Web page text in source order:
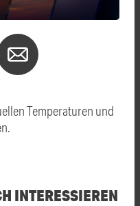
Temperaturen und
INTERESSIEREN